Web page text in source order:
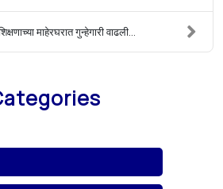
माहेरघरात गुन्हेगारी वाढली...